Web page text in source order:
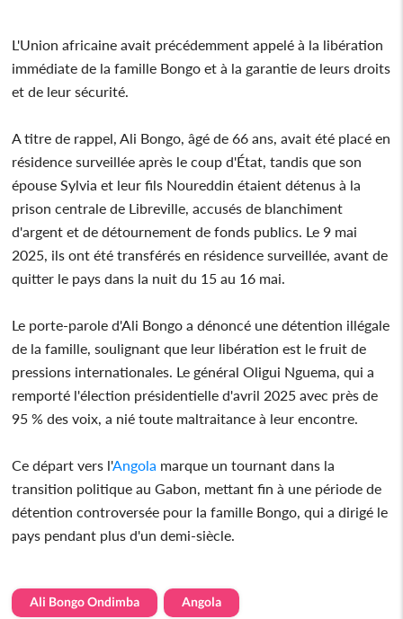
L'Union africaine avait précédemment appelé à la libération
immédiate de la famille Bongo et à la garantie de leurs droits
et de leur sécurité.
A titre de rappel, Ali Bongo, âgé de 66 ans, avait été placé en
résidence surveillée après le coup d'État, tandis que son
épouse Sylvia et leur fils Noureddin étaient détenus à la
prison centrale de Libreville, accusés de blanchiment
d'argent et de détournement de fonds publics. Le 9 mai
2025, ils ont été transférés en résidence surveillée, avant de
quitter le pays dans la nuit du 15 au 16 mai.
Le porte-parole d'Ali Bongo a dénoncé une détention illégale
de la famille, soulignant que leur libération est le fruit de
pressions internationales. Le général Oligui Nguema, qui a
remporté l'élection présidentielle d'avril 2025 avec près de
95 % des voix, a nié toute maltraitance à leur encontre.
Ce départ vers l'Angola marque un tournant dans la
transition politique au Gabon, mettant fin à une période de
détention controversée pour la famille Bongo, qui a dirigé le
pays pendant plus d'un demi-siècle.
Ali Bongo Ondimba Angola